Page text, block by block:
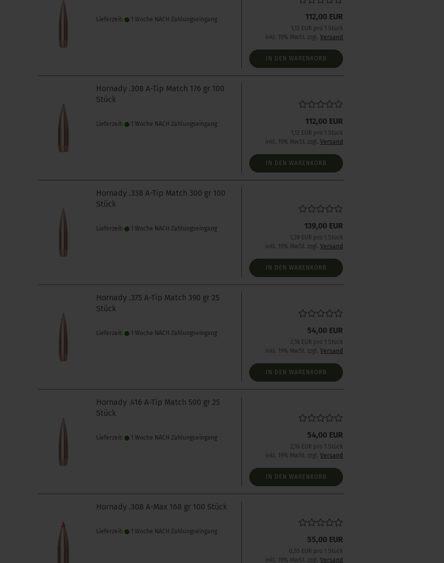
Lieferzeit: 1 Woche NACH Zahlungseingang 112,00 EUR
1,12 EUR pro 1 Stück
inkl. 19% MwSt. zzgl.Versand
IN DEN WARENKORB
Hornady .308 A-Tip Match 176 gr 100
Stück
Lieferzeit: 1 Woche NACH Zahlungseingang 112,00 EUR
1,12 EUR pro 1 Stück
inkl. 19% MwSt. zzgl.Versand
IN DEN WARENKORB
Hornady .338 A-Tip Match 300 gr 100
Stück
Lieferzeit: 1 Woche NACH Zahlungseingang 139,00 EUR
1,39 EUR pro 1 Stück
inkl. 19% MwSt. zzgl.Versand
IN DEN WARENKORB
Hornady .375 A-Tip Match 390 gr 25
Stück
Lieferzeit: 1 Woche NACH Zahlungseingang 54,00 EUR
2,16 EUR pro 1 Stück
inkl. 19% MwSt. zzgl.Versand
IN DEN WARENKORB
Hornady .416 A-Tip Match 500 gr 25
Stück
Lieferzeit: 1 Woche NACH Zahlungseingang 54,00 EUR
2,16 EUR pro 1 Stück
inkl. 19% MwSt. zzgl.Versand
IN DEN WARENKORB
Hornady .308 A-Max 168 gr 100 Stück
Lieferzeit: 1 Woche NACH Zahlungseingang
55,00 EUR
0,55 EUR pro 1 Stück
inkl. 19% MwSt. zzgl.Versand